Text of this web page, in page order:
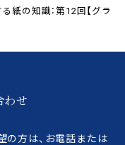
紙の知識：第12回【グラ
せ
方は、 お電話または